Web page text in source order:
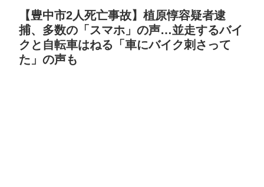
【豊中市2人死亡事故】植原惇容疑者逮
捕、多数の「スマホ」の声…並走するバイ
クと自転車はねる「車にバイク刺さって
た」の声も